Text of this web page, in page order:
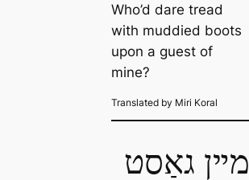
Who’d dare tread
with muddied boots
upon a guest of
mine?
Translated by Miri Koral
מײן גאַסט